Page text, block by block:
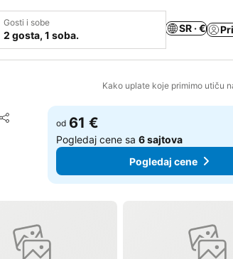
Gosti i sobe
2 gosta, 1 soba.
SR · €
Kako uplate koje primimo utiču
Deli
Dodati u favorite
od 61 €
Pogledaj cene sa6 sajtova
Pogledaj cene